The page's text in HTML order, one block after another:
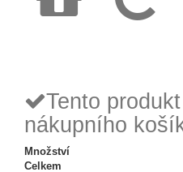
Tento
nákupního
Množství
Celkem